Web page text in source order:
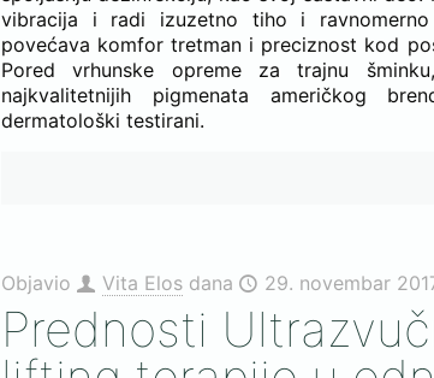
vibracija i radi izuzetno tiho i
povećava komfor tretman i preciznost kod
Pored vrhunske opreme za trajnu
najkvalitetnijih pigmenata američkog
dermatološki testirani.
Objavio Vita Elos dana 29. novembar
Prednosti